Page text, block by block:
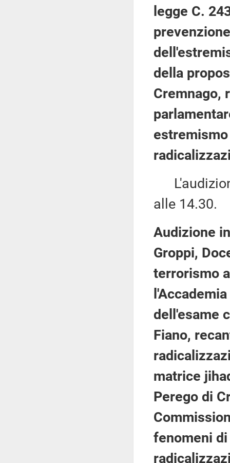
legge C.
della
Cremnago,
alle 14.30.
Audizione
Groppi,
terrorismo
dell'esame
Fiano,
matrice
Perego di
fenomeni